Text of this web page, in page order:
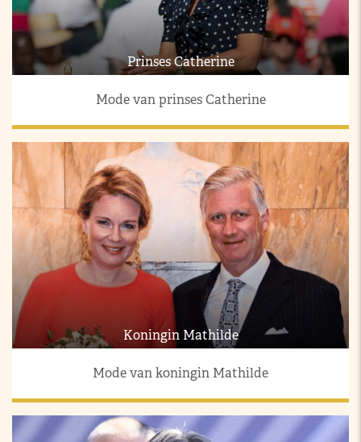
Prinses Catherine
Mode van prinses Catherine
Koningin Mathilde
Mode van koningin Mathilde